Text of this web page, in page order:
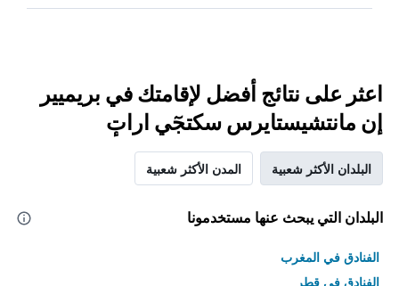
اعثر على نتائج أفضل لإقامتك في بريميير
إن مانتشيستايرس سكتجٓي اراتٕ
البلدان الأكثر شعبية المدن الأكثر شعبية
البلدان التي يبحث عنها مستخدمونا
الفنادق في المغرب
الفنادق في قطر